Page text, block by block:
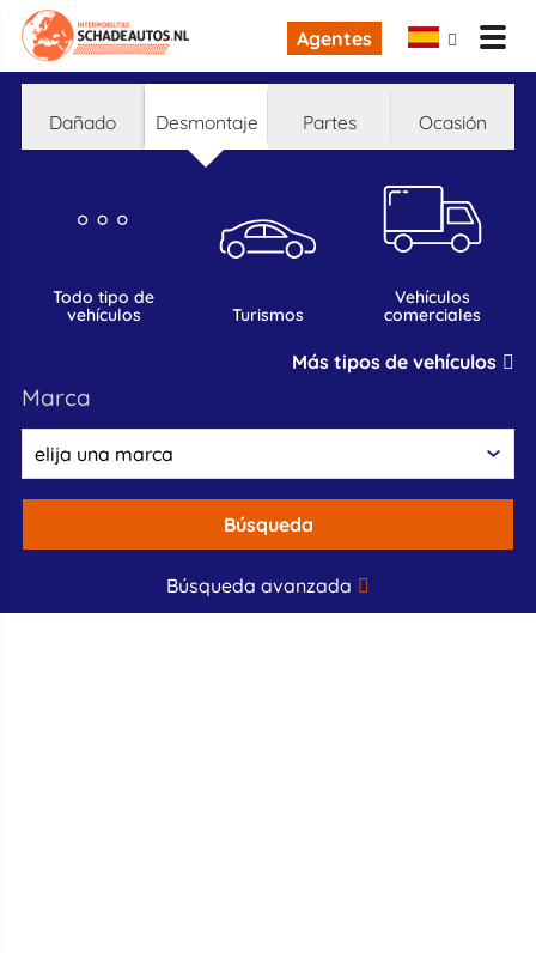
Agentes
dañado desmontaje partes ocasión
todo tipo de
vehículos
turismos
vehículos
comerciales
Más tipos de vehículos
marca
Búsqueda
Búsqueda avanzada